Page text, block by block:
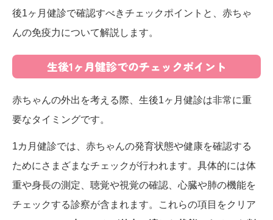
後1ヶ月健診で確認すべきチェックポイントと、赤ちゃ
んの免疫力について解説します。
生後1ヶ月健診でのチェックポイント
赤ちゃんの外出を考える際、生後1ヶ月健診は非常に重
要なタイミングです。
1カ月健診では、赤ちゃんの発育状態や健康を確認する
ためにさまざまなチェックが行われます。具体的には体
重や身長の測定、聴覚や視覚の確認、心臓や肺の機能を
チェックする診察が含まれます。これらの項目をクリア